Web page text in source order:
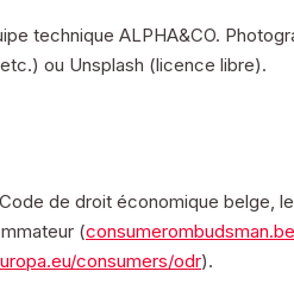
technique ALPHA&CO.
ou Unsplash (licence libre).
de droit économique belge,
(consumerombudsman.be
consumers/odr).